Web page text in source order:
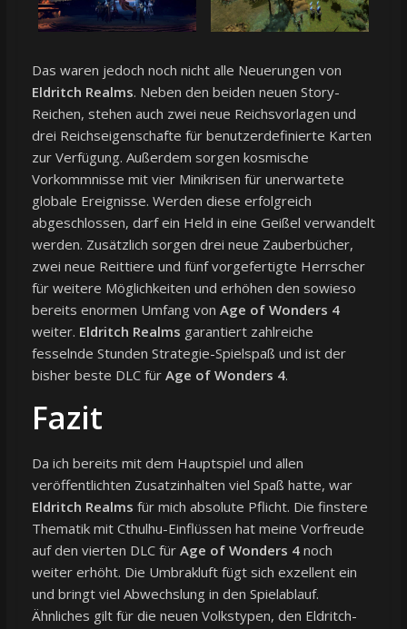
Das waren jedoch noch nicht alle Neuerungen von
Eldritch Realms. Neben den beiden neuen Story-
Reichen, stehen auch zwei neue Reichsvorlagen und
drei Reichseigenschafte für benutzerdefinierte Karten
zur Verfügung. Außerdem sorgen kosmische
Vorkommnisse mit vier Minikrisen für unerwartete
globale Ereignisse. Werden diese erfolgreich
abgeschlossen, darf ein Held in eine Geißel verwandelt
werden. Zusätzlich sorgen drei neue Zauberbücher,
zwei neue Reittiere und fünf vorgefertigte Herrscher
für weitere Möglichkeiten und erhöhen den sowieso
bereits enormen Umfang von Age of Wonders 4
weiter. Eldritch Realms garantiert zahlreiche
fesselnde Stunden Strategie-Spielspaß und ist der
bisher beste DLC für Age of Wonders 4.
Fazit
Da ich bereits mit dem Hauptspiel und allen
veröffentlichten Zusatzinhalten viel Spaß hatte, war
Eldritch Realms für mich absolute Pflicht. Die finstere
Thematik mit Cthulhu-Einflüssen hat meine Vorfreude
auf den vierten DLC für Age of Wonders 4noch
weiter erhöht. Die Umbrakluft fügt sich exzellent ein
und bringt viel Abwechslung in den Spielablauf.
Ähnliches gilt für die neuen Volkstypen, den Eldritch-